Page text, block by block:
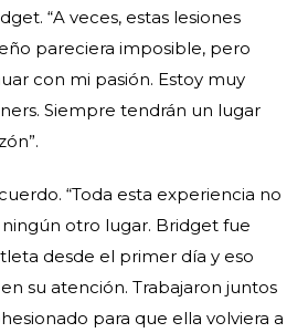
“A veces, estas lesiones
pareciera imposible, pero
con mi pasión. Estoy muy
Siempre tendrán un lugar
“Toda esta experiencia no
otro lugar. Bridget fue
desde el primer día y eso
su atención. Trabajaron juntos
para que ella volviera a